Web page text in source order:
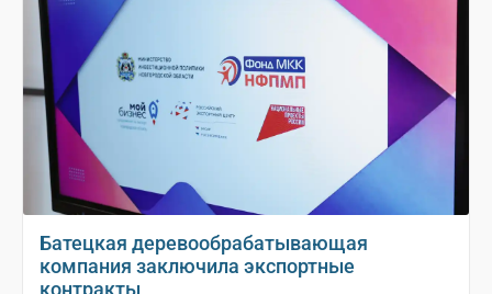
Батецкая деревообрабатывающая
компания заключила экспортные
контракты